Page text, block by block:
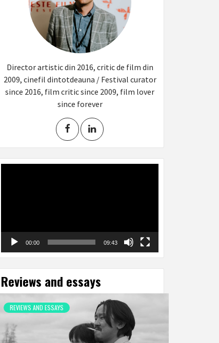
Director artistic din 2016, critic de film din
2009, cinefil dintotdeauna / Festival curator
since 2016, film critic since 2009, film lover
since forever
00:00 09:43
Reviews and essays
REVIEWS AND ESSAYS